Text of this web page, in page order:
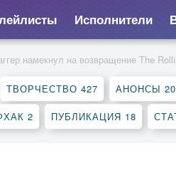
Исполнители
намекнул на возвращение The
ТВОРЧЕСТВО 427 АНОНСЫ 20
2 ПУБЛИКАЦИЯ 18